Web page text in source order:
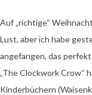
Auf „richtige“
Lust, aber ich habe
angefangen, das
„The Clockwork Crow“
Kinderbüchern